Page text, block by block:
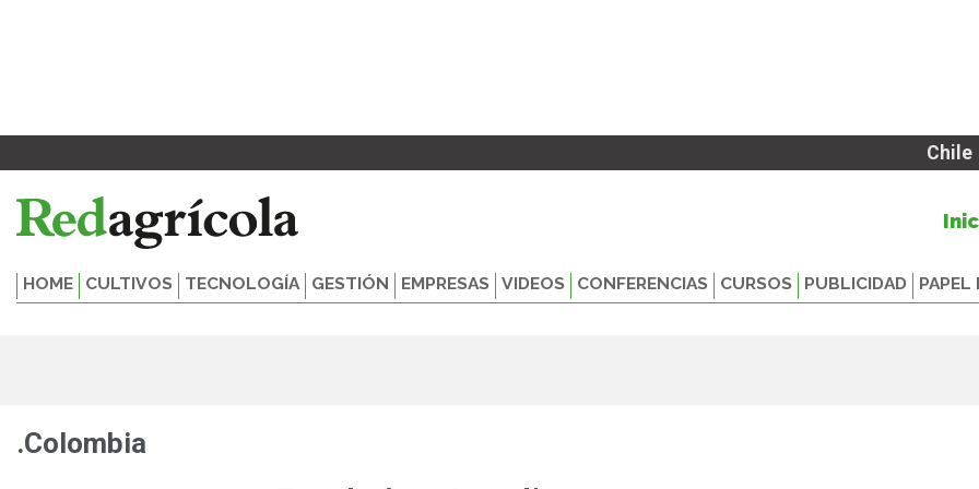
Chile
HOME CULTIVOS TECNOLOGÍA GESTIÓN EMPRESAS VIDEOS CONFERENCIAS CURSOS PUBLICIDAD PAPEL
.Colombia